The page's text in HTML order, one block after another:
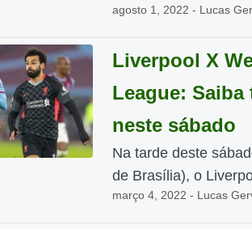
agosto 1, 2022 - Lucas
Liverpool X
League:
neste sábado
Na tarde deste
de Brasília), o
março 4, 2022 - Lucas